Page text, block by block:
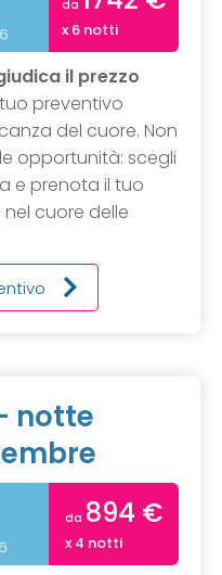
da
x 6 notti
il prezzo
preventivo
del cuore. Non
opportunità: scegli
e prenota il tuo
cuore delle
notte
da 894 €
x 4 notti